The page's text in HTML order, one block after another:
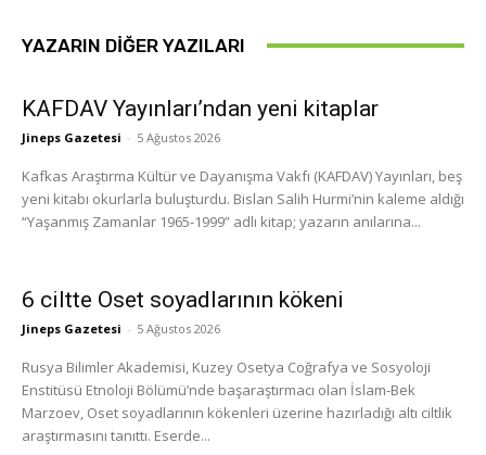
YAZARIN DIĞER YAZILARI
KAFDAV Yayınları’ndan yeni kitaplar
Jineps Gazetesi - 5 Ağustos 2026
Kafkas Araştırma Kültür ve Dayanışma Vakfı (KAFDAV) Yayınları, beş
yeni kitabı okurlarla buluşturdu. Bislan Salih Hurmi’nin kaleme aldığı
“Yaşanmış Zamanlar 1965-1999” adlı kitap; yazarın anılarına...
6 ciltte Oset soyadlarının kökeni
Jineps Gazetesi - 5 Ağustos 2026
Rusya Bilimler Akademisi, Kuzey Osetya Coğrafya ve Sosyoloji
Enstitüsü Etnoloji Bölümü’nde başaraştırmacı olan İslam-Bek
Marzoev, Oset soyadlarının kökenleri üzerine hazırladığı altı ciltlik
araştırmasını tanıttı. Eserde...